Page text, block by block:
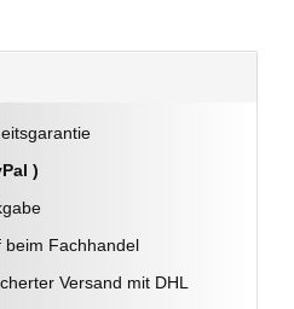
)
beim Fachhandel
Versand mit DHL